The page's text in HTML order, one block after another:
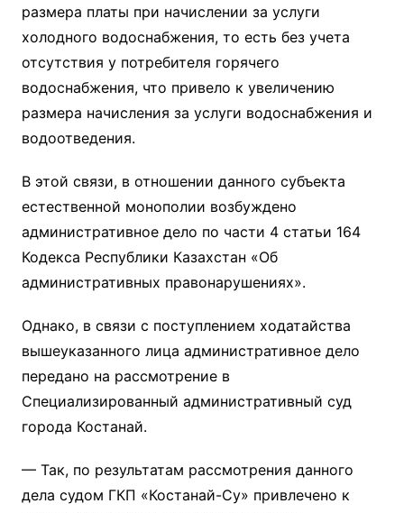
размера платы при начислении за услуги
холодного водоснабжения, то есть без учета
отсутствия у потребителя горячего
водоснабжения, что привело к увеличению
размера начисления за услуги водоснабжения и
водоотведения.
В этой связи, в отношении данного субъекта
естественной монополии возбуждено
административное дело по части 4 статьи 164
Кодекса Республики Казахстан «Об
административных правонарушениях».
Однако, в связи с поступлением ходатайства
вышеуказанного лица административное дело
передано на рассмотрение в
Специализированный административный суд
города Костанай.
— Так, по результатам рассмотрения данного
дела судом ГКП «Костанай-Су» привлечено к